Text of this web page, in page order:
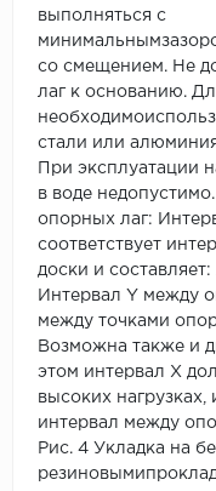
выполняться с
со смещением. Не
лаг к основанию.
стали или
При эксплуатации
в воде
опорных лаг:
соответствует
доски и
Интервал Y между
между точками
Возможна также и
этом интервал Х
высоких нагрузках,
интервал между
Рис. 4 Укладка на